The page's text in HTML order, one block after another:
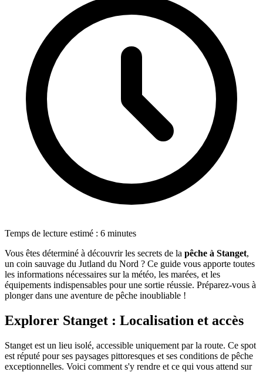
Temps de lecture estimé : 6 minutes
Vous êtes déterminé à découvrir les secrets de la pêche à Stanget,
un coin sauvage du Jutland du Nord ? Ce guide vous apporte toutes
les informations nécessaires sur la météo, les marées, et les
équipements indispensables pour une sortie réussie. Préparez-vous à
plonger dans une aventure de pêche inoubliable !
Explorer Stanget : Localisation et accès
Stanget est un lieu isolé, accessible uniquement par la route. Ce spot
est réputé pour ses paysages pittoresques et ses conditions de pêche
exceptionnelles. Voici comment s'y rendre et ce qui vous attend sur